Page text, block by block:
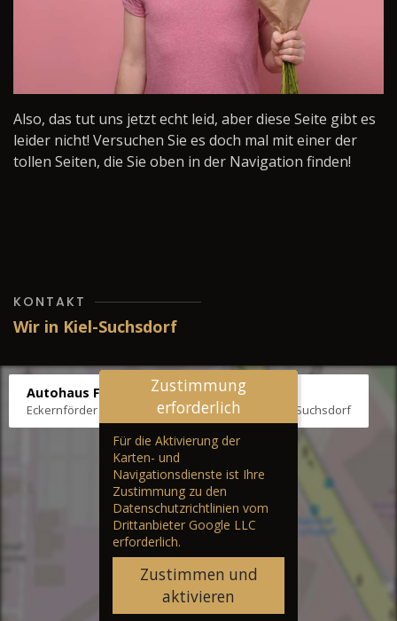
Also, das tut uns jetzt echt leid, aber diese Seite gibt es
leider nicht! Versuchen Sie es doch mal mit einer der
tollen Seiten, die Sie oben in der Navigation finden!
KONTAKT
Wir in Kiel-Suchsdorf
Autohaus Fräter
Eckernförder Str. /Klausbrooker Weg 1, 24107 Kiel-Suchsdorf
Zustimmung
erforderlich
Für die Aktivierung der
Karten- und
Navigationsdienste ist Ihre
Zustimmung zu den
Datenschutzrichtlinien vom
Drittanbieter Google LLC
erforderlich.
Zustimmen und
aktivieren